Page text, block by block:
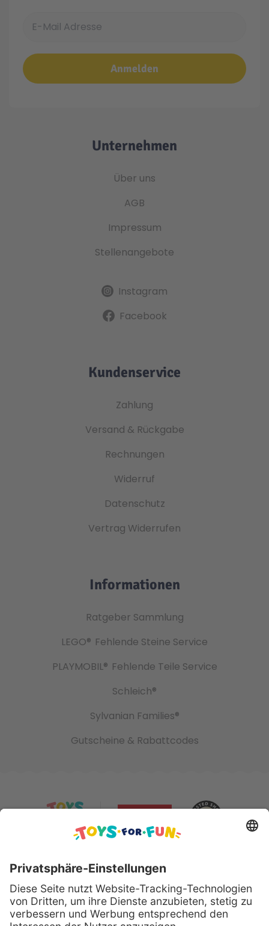
Anmelden
Unternehmen
Über uns
AGB
Impressum
Stellenangebote
Instagram
Facebook
Kundenservice
Zahlung
Versand & Rückgabe
Rechnungen
Widerruf
Datenschutz
Vertrag Widerrufen
Informationen
Ratgeber Sammlung
LEGO® Fehlende Steine Service
PLAYMOBIL® Fehlende Teile Service
Schleich®
Sylvanian Families®
Gutscheine & Rabattcodes
Sicher bezahlen mit: